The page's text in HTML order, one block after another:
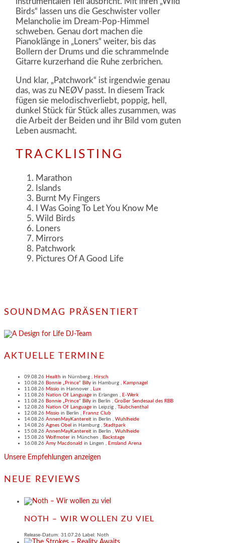
Birds“ lassen uns die Geschwister voller
Melancholie im Dream-Pop-Himmel
schweben. Genau dort machen die
Pianoklänge in „Loners“ weiter, bis das
Bollern der Drums und die schrammelnde
Gitarre kurzerhand die Ruhe zerbrichen.
Und klar, „Patchwork“ ist irgendwie genau
das, was zu NEØV passt. In diesem Track
fügen sie melodischverliebt, poppig, hell,
dunkel Stück für Stück alles zusammen, was
die Arbeit der Beiden und ihr Bild vom guten
Leben ausmacht.
TRACKLISTING
Marathon
Islands
Burnt My Fingers
I Was Going To Let You Know Me
Wild Birds
Loners
Mirrors
Patchwork
Pictures Of A Good Life
SOUNDMAG PRÄSENTIERT
AKTUELLE TERMINE
09.08.26 Health in Nürnberg , Hirsch
10.08.26 Bonnie „Prince“ Billy in Hamburg , Kampnagel
11.08.26 Missio in Hannover , Lux
11.08.26 Nation Of Language in Erlangen , E-Werk
11.08.26 Bonnie „Prince“ Billy in Berlin , Großer Sendesaal des RBB
12.08.26 Nation Of Language in Leipzig , Täubchenthal
12.08.26 Missio in Berlin , Frannz Club
14.08.26 AnnenMayKantereit in Berlin , Wuhlheide
14.08.26 Agnes Obel in Hamburg , Stadtpark
15.08.26 AnnenMayKantereit in Berlin , Wuhlheide
15.08.26 Wolfmoter in München , Backstage
16.08.26 Amy Macdonald in Lingen , Emsland Arena
Unsere Empfehlungen anzeigen
NEUE REVIEWS
NOTH – WIR WOLLEN ZU VIEL
Release-Datum: 31.07.26 Label: Noth